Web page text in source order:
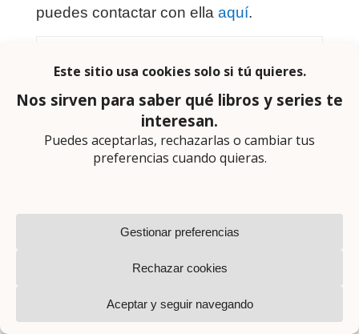
puedes contactar con ella aquí.
Montse Martín
Creo que parte de mi amor a la vida se lo debo a mi
no valga la pena.